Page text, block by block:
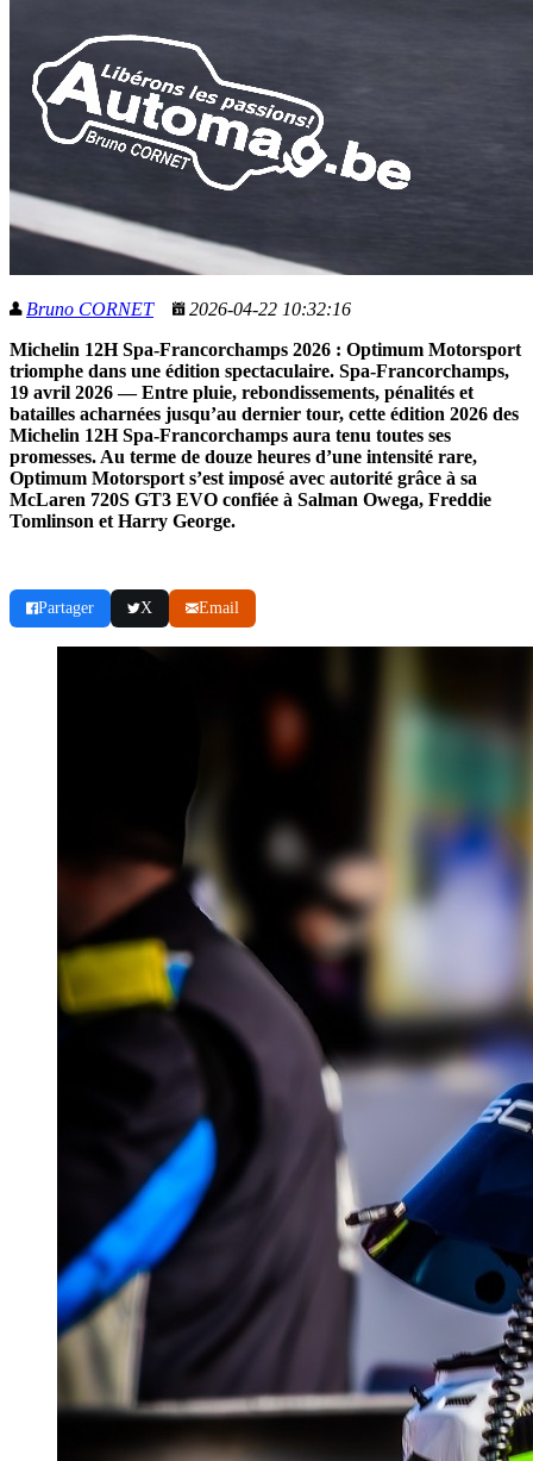
Bruno CORNET
2026-04-22 10:32:16
Michelin 12H Spa-Francorchamps 2026 : Optimum Motorsport
triomphe dans une édition spectaculaire. Spa-Francorchamps,
19 avril 2026 — Entre pluie, rebondissements, pénalités et
batailles acharnées jusqu’au dernier tour, cette édition 2026 des
Michelin 12H Spa-Francorchamps aura tenu toutes ses
promesses. Au terme de douze heures d’une intensité rare,
Optimum Motorsport s’est imposé avec autorité grâce à sa
McLaren 720S GT3 EVO confiée à Salman Owega, Freddie
Tomlinson et Harry George.
Partager X Email